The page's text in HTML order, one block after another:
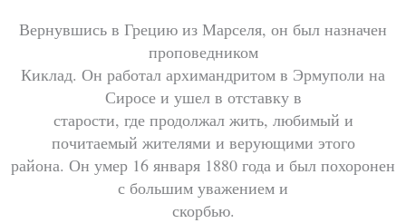
Вернувшись в Грецию из Марселя, он был назначен
проповедником
Киклад. Он работал архимандритом в Эрмуполи на
Сиросе и ушел в отставку в
старости, где продолжал жить, любимый и
почитаемый жителями и верующими этого
района. Он умер 16 января 1880 года и был похоронен
с большим уважением и
скорбью.